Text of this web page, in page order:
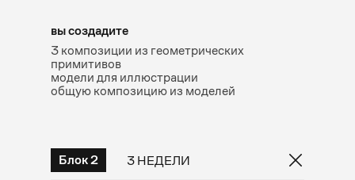
вы создадите
3 композиции из геометрических
примитивов
модели для иллюстрации
общую композицию из моделей
3 НЕДЕЛИ
Блок 2